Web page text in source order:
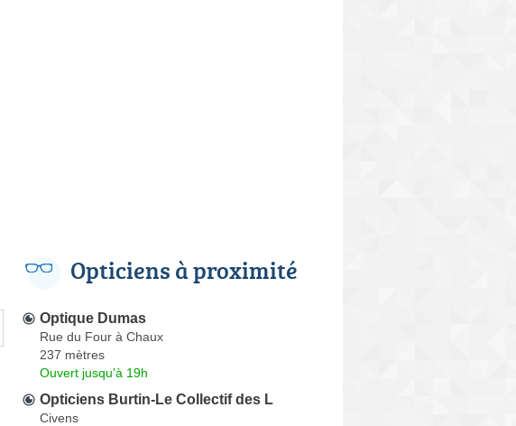
Opticiens à proximité
Optique Dumas
Rue du Four à Chaux
237 mètres
Ouvert jusqu'à 19h
Opticiens Burtin-Le Collectif des L
Civens